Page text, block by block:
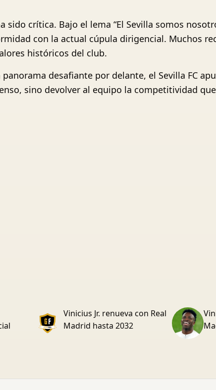
sido crítica. Bajo el lema “El Sevilla somos
con la actual cúpula dirigencial. Muchos
históricos del club.
desafiante por delante, el Sevilla FC
sino devolver al equipo la competitividad
Vinicius Jr. renueva con Real
Madrid hasta 2032